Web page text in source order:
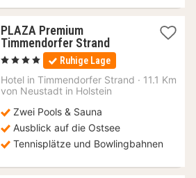
PLAZA Premium
Timmendorfer Strand1
Nacht
ab
178,10
€
, 4 Sterne Ruhige Lage
Hotel in Timmendorfer Strand · 11.1 Km
von Neustadt in Holstein
Zwei Pools & Sauna
Ausblick auf die Ostsee
Tennisplätze und Bowlingbahnen